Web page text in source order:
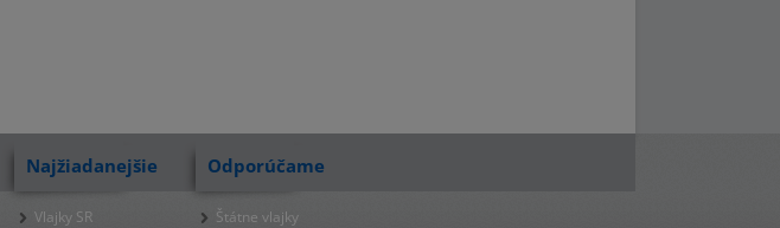
Najžiadanejšie
Vlajky SR
Odporúčame
Štátne vlajky